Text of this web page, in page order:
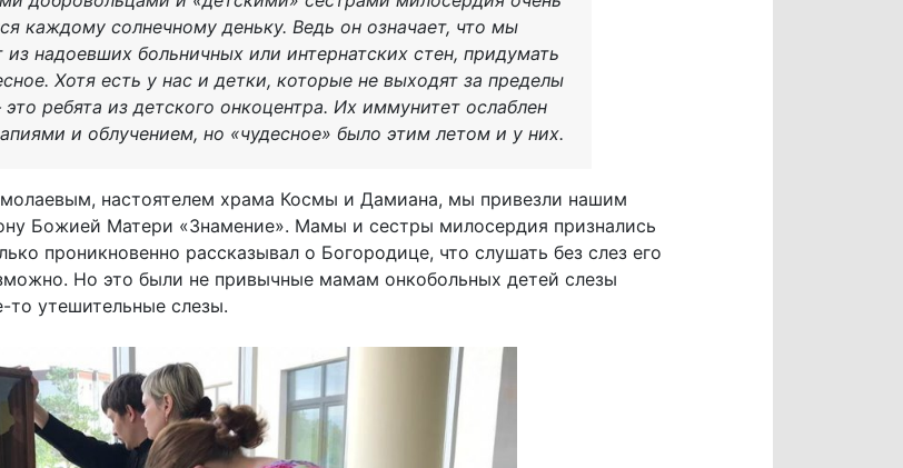
каждому солнечному деньку. Ведь он означает, что мы
надоевших больничных или интернатских стен, придумать
Хотя есть у нас и детки, которые не выходят за пределы
ребята из детского онкоцентра. Их иммунитет ослаблен
и облучением, но «чудесное» было этим летом и у них.
настоятелем храма Космы и Дамиана, мы привезли нашим
Божией Матери «Знамение». Мамы и сестры милосердия признались
проникновенно рассказывал о Богородице, что слушать без слез его
Но это были не привычные мамам онкобольных детей слезы
то утешительные слезы.